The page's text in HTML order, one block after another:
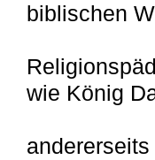
biblischen
wie König